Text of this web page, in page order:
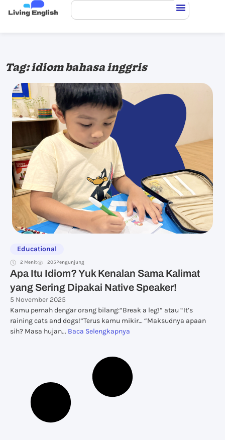
Tag: idiom bahasa inggris
Educational
2 Menit 205Pengunjung
Apa Itu Idiom? Yuk Kenalan Sama Kalimat
yang Sering Dipakai Native Speaker!
5 November 2025
Kamu pernah dengar orang bilang:“Break a leg!” atau “It’s
raining cats and dogs!”Terus kamu mikir… “Maksudnya apaan
sih? Masa hujan... Baca Selengkapnya